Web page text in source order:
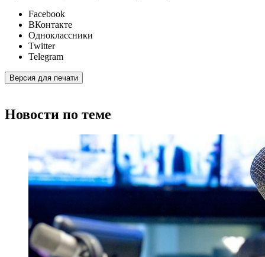
Facebook
ВКонтакте
Одноклассники
Twitter
Telegram
Версия для печати
Новости по теме